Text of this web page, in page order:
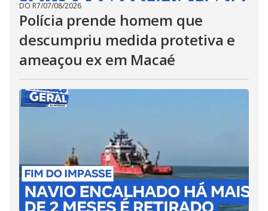
DO R7/07/08/2026
Polícia prende homem que
descumpriu medida protetiva e
ameaçou ex em Macaé